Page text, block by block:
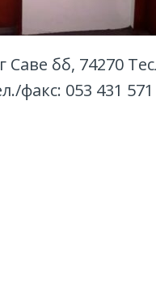
Саве бб, 74270
факс: 053 431 571